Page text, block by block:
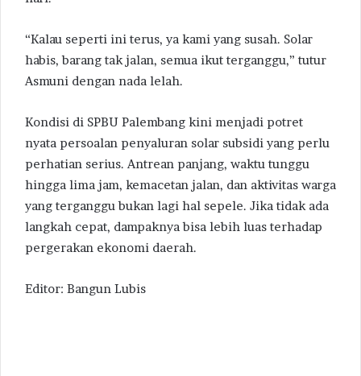
“Kalau seperti ini terus, ya kami yang susah. Solar
habis, barang tak jalan, semua ikut terganggu,” tutur
Asmuni dengan nada lelah.
Kondisi di SPBU Palembang kini menjadi potret
nyata persoalan penyaluran solar subsidi yang perlu
perhatian serius. Antrean panjang, waktu tunggu
hingga lima jam, kemacetan jalan, dan aktivitas warga
yang terganggu bukan lagi hal sepele. Jika tidak ada
langkah cepat, dampaknya bisa lebih luas terhadap
pergerakan ekonomi daerah.
Editor: Bangun Lubis